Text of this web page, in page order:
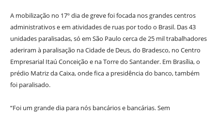
A mobilização no 17º dia de greve foi focada nos grandes centros
administrativos e em atividades de ruas por todo o Brasil. Das 43
unidades paralisadas, só em São Paulo cerca de 25 mil trabalhadores
aderiram à paralisação na Cidade de Deus, do Bradesco, no Centro
Empresarial Itaú Conceição e na Torre do Santander. Em Brasília, o
prédio Matriz da Caixa, onde fica a presidência do banco, também
foi paralisado.
“Foi um grande dia para nós bancários e bancárias. Sem